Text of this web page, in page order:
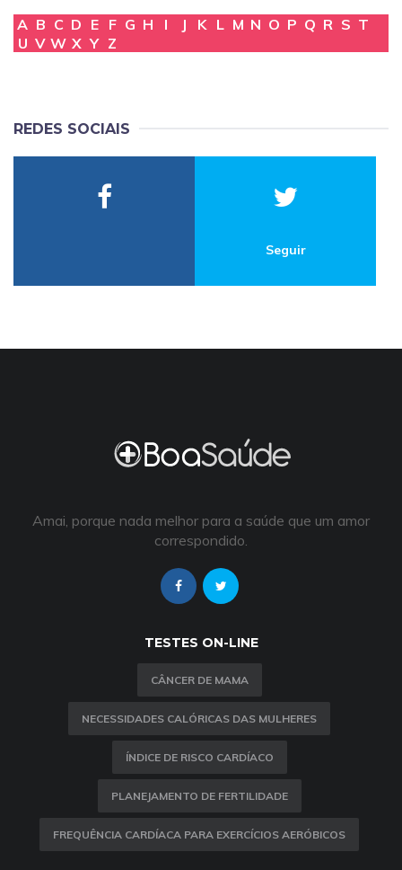
A B C D E F G H I J K L M N O P Q R S T
U V W X Y Z
REDES SOCIAIS
Seguir
Amai, porque nada melhor para a saúde que um amor
correspondido.
TESTES ON-LINE
CÂNCER DE MAMA
NECESSIDADES CALÓRICAS DAS MULHERES
ÍNDICE DE RISCO CARDÍACO
PLANEJAMENTO DE FERTILIDADE
FREQUÊNCIA CARDÍACA PARA EXERCÍCIOS AERÓBICOS